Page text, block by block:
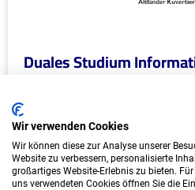
Duales Studium
Altländer Kuvertier Service
In Kooperation mit IU Duales
(Internationale Hochschule)
Wir verwenden Cookies
Wir können diese zur Analyse unserer
Website zu verbessern, personalisierte
großartiges Website-Erlebnis zu bieten.
uns verwendeten Cookies öffnen Sie die